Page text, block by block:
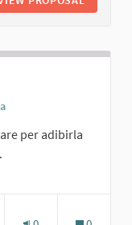
per adibirla